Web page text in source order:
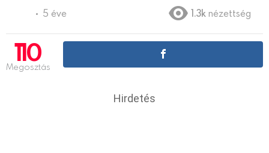
5 éve 1.3k nézettség
110
Megosztás
Hirdetés